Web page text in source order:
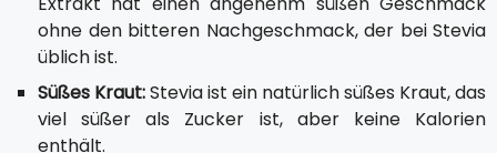
ohne den bitteren Nachgeschmack, der bei Stevia
üblich ist.
Süßes Kraut:Stevia ist ein natürlich süßes Kraut, das
viel süßer als Zucker ist, aber keine Kalorien
enthält.